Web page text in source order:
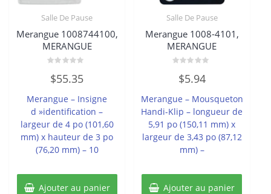
Salle De Pause
Merangue 1008744100,
MERANGUE
0
sur
$55.35
Merangue – Insigne
d »identification –
largeur de 4 po (101,60
mm) x hauteur de 3 po
(76,20 mm) – 10
Ajouter au panier
Salle De Pause
Merangue 1008-4101,
MERANGUE
sur
$5.94
Merangue – Mousqueton
Handi-Klip – longueur de
5,91 po (150,11 mm) x
largeur de 3,43 po (87,12
mm) –
Ajouter au panier